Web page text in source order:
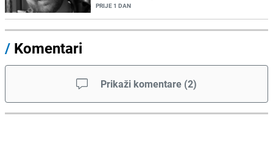
PRIJE 1 DAN
/ Komentari
Prikaži komentare (2)